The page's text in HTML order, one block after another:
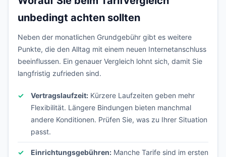
unbedingt achten sollten
Neben der monatlichen Grundgebühr gibt es weitere
Punkte, die den Alltag mit einem neuen Internetanschluss
beeinflussen. Ein genauer Vergleich lohnt sich, damit Sie
langfristig zufrieden sind.
Vertragslaufzeit: Kürzere Laufzeiten geben mehr
Flexibilität. Längere Bindungen bieten manchmal
andere Konditionen. Prüfen Sie, was zu Ihrer Situation
passt.
Einrichtungsgebühren: Manche Tarife sind im ersten